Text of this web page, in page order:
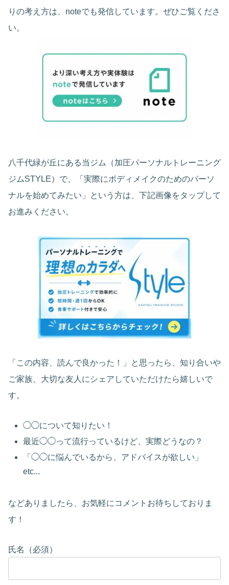
りの考え方は、noteでも発信しています。ぜひご覧くださ
い。
八千代緑が丘にある当ジム（加圧パーソナルトレーニング
ジムSTYLE）で、「実際にボディメイクのためのパーソ
ナルを始めてみたい」という方は、下記画像をタップして
お進みください。
「この内容、読んで良かった！」と思ったら、知り合いや
ご家族、大切な友人にシェアしていただけたら嬉しいで
す。
◯◯について知りたい！
最近◯◯って流行っているけど、実際どうなの？
「◯◯に悩んでいるから、アドバイスが欲しい」
etc...
などありましたら、お気軽にコメントお待ちしておりま
す！
氏名（必須）